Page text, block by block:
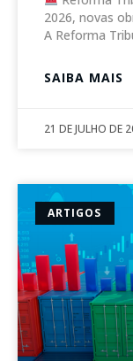
2026, novas
A Reforma
SAIBA MAIS
21 DE JULHO DE
ARTIGOS